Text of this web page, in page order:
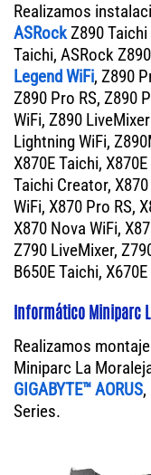
Realizamos
ASRockZ890 Taichi
Taichi, ASRock
Legend WiFi, Z890
Z890 Pro RS, Z890
WiFi, Z890
Lightning WiFi,
X870E Taichi,
Taichi Creator,
WiFi, X870 Pro RS,
X870 Nova WiFi,
Z790 LiveMixer,
B650E Taichi,
Informático Miniparc
Realizamos
Miniparc La
GIGABYTE™ AORUS,
Series.